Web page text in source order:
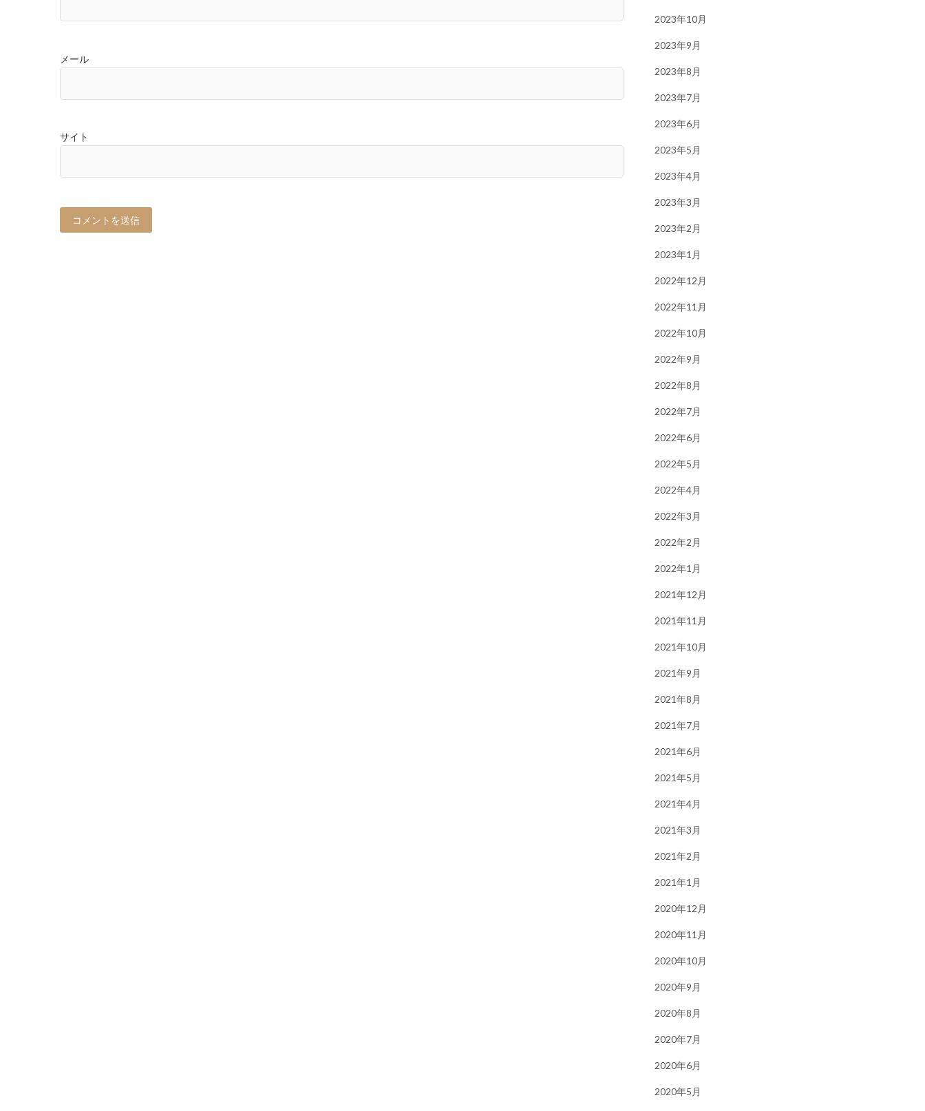
メール
サイト
2023年10月
2023年9月
2023年8月
2023年7月
2023年6月
2023年5月
2023年4月
2023年3月
2023年2月
2023年1月
2022年12月
2022年11月
2022年10月
2022年9月
2022年8月
2022年7月
2022年6月
2022年5月
2022年4月
2022年3月
2022年2月
2022年1月
2021年12月
2021年11月
2021年10月
2021年9月
2021年8月
2021年7月
2021年6月
2021年5月
2021年4月
2021年3月
2021年2月
2021年1月
2020年12月
2020年11月
2020年10月
2020年9月
2020年8月
2020年7月
2020年6月
2020年5月